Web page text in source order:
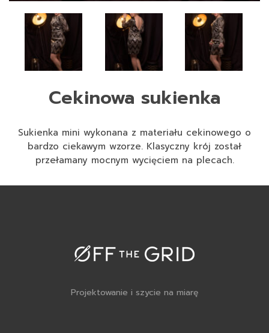
Cekinowa sukienka
Sukienka mini wykonana z materiału cekinowego o
bardzo ciekawym wzorze. Klasyczny krój został
przełamany mocnym wycięciem na plecach.
Projektowanie i szycie na miarę